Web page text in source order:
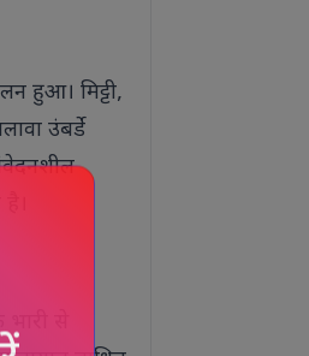
हुआ। मिट्टी,
उंबर्डे
से